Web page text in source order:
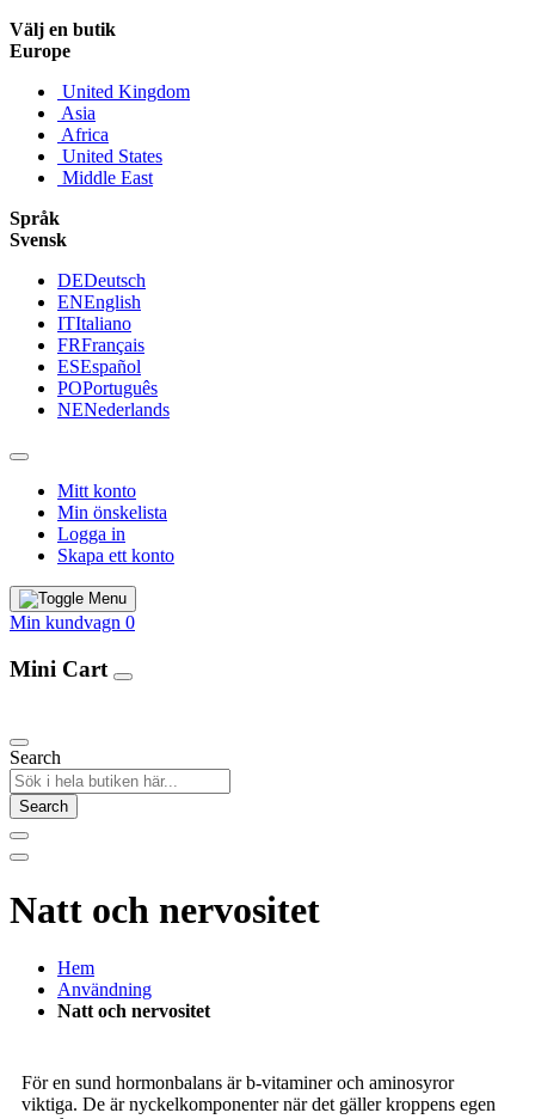
Välj en butik
Europe
United Kingdom
Asia
Africa
United States
Middle East
Språk
Svensk
DEDeutsch
ENEnglish
ITItaliano
FRFrançais
ESEspañol
POPortuguês
NENederlands
Mitt konto
Min önskelista
Logga in
Skapa ett konto
Min kundvagn 0
Mini Cart
Search
Search
Natt och nervositet
Hem
Användning
Natt och nervositet
För en sund hormonbalans är b-vitaminer och aminosyror
viktiga. De är nyckelkomponenter när det gäller kroppens egen